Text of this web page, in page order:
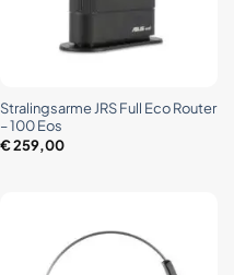
Stralingsarme JRS Full Eco Router
– 100 Eos
€259,00